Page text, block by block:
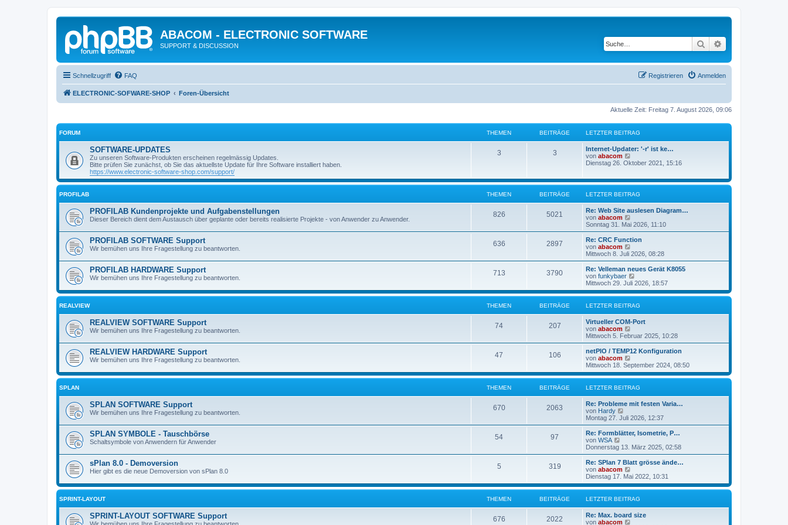
ABACOM - ELECTRONIC SOFTWARE
SUPPORT & DISCUSSION Suche
Schnellzugriff FAQ Anmelden
Registrieren
ELECTRONIC-SOFWARE-SHOP Foren-Übersicht
Aktuelle Zeit: Freitag 7. August 2026, 09:06
FORUM THEMEN BEITRÄGE LETZTER BEITRAG
SOFTWARE-UPDATES
Zu unseren Software-Produkten erscheinen regelmässig Updates.
Bitte prüfen Sie zunächst, ob Sie das aktuellste Update für Ihre Software installiert haben.
https://www.electronic-software-shop.com/support/
3 3
Internet-Updater: '-r' ist ke…
von abacom
e
s
e
r
B
i
t
r
g
Dienstag 26. Oktober 2021, 15:16
PROFILAB THEMEN BEITRÄGE LETZTER BEITRAG
PROFILAB Kundenprojekte und Aufgabenstellungen
Dieser Bereich dient dem Austausch über geplante oder bereits realisierte Projekte - von Anwender zu Anwender.
826 5021
Re: Web Site auslesen Diagram…
von abacom
e
u
e
t
B
e
i
t
a
g
Sonntag 31. Mai 2026, 11:10
PROFILAB SOFTWARE Support
Wir bemühen uns Ihre Fragestellung zu beantworten.
636 2897
Re: CRC Function
von abacom
e
u
e
s
t
r
B
e
i
t
a
g
Mittwoch 8. Juli 2026, 08:28
PROFILAB HARDWARE Support
Wir bemühen uns Ihre Fragestellung zu beantworten.
713 3790
Re: Velleman neues Gerät K8055
von funkybaer
e
u
e
s
r
e
i
t
a
g
Mittwoch 29. Juli 2026, 18:57
REALVIEW THEMEN BEITRÄGE LETZTER BEITRAG
REALVIEW SOFTWARE Support
Wir bemühen uns Ihre Fragestellung zu beantworten.
74 207
Virtueller COM-Port
von abacom
e
u
e
t
e
r
B
e
i
t
a
g
Mittwoch 5. Februar 2025, 10:28
REALVIEW HARDWARE Support
Wir bemühen uns Ihre Fragestellung zu beantworten.
47 106
netPIO / TEMP12 Konfiguration
von abacom
e
u
e
s
r
e
i
t
a
g
Mittwoch 18. September 2024, 08:50
SPLAN THEMEN BEITRÄGE LETZTER BEITRAG
SPLAN SOFTWARE Support
Wir bemühen uns Ihre Fragestellung zu beantworten.
670 2063
Re: Probleme mit festen Varia…
von Hardy
e
u
e
t
r
B
e
i
t
a
g
Montag 27. Juli 2026, 12:37
SPLAN SYMBOLE - Tauschbörse
Schaltsymbole von Anwendern für Anwender
54 97
Re: Formblätter, Isometrie, P…
von WSA
e
u
e
s
r
B
e
i
t
Donnerstag 13. März 2025, 02:58
sPlan 8.0 - Demoversion
Hier gibt es die neue Demoversion von sPlan 8.0
5 319
Re: SPlan 7 Blatt grösse ände…
von abacom
e
u
e
s
r
Dienstag 17. Mai 2022, 10:31
SPRINT-LAYOUT THEMEN BEITRÄGE LETZTER BEITRAG
SPRINT-LAYOUT SOFTWARE Support 676 2022
Re: Max. board size
von abacom